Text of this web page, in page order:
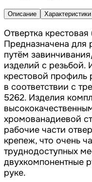
Описание Характеристики
Отвертка
Предназначена для
путём
изделий с резьбой.
крестовой профиль
в соответствии с
5262. Изделия
хромованадиевой
рабочие части
крепеж, что очень
труднодоступных
двухкомпонентные
руке.